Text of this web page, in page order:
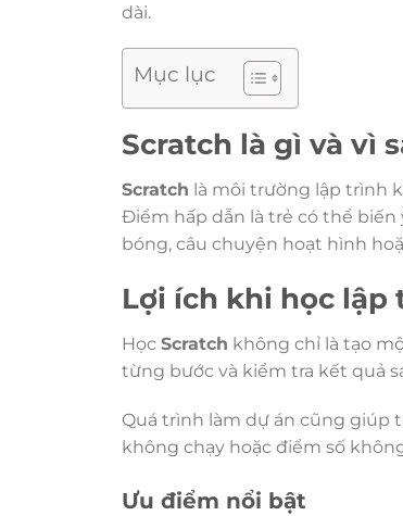
dài.
Mục lục
Scratch là gì và vì
Scratch là môi trường lập trình
Điểm hấp dẫn là trẻ có thể
bóng, câu chuyện hoạt hình
Lợi ích khi học lập
Học Scratch không chỉ là tạo
từng bước và kiểm tra kết quả
Quá trình làm dự án cũng giúp
không chạy hoặc điểm số
Ưu điểm nổi bật